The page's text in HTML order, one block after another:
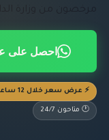
احصل على
⚡ عرض سعر خلال 12 ساعة — مضمون
🕐 متاحون 24/7